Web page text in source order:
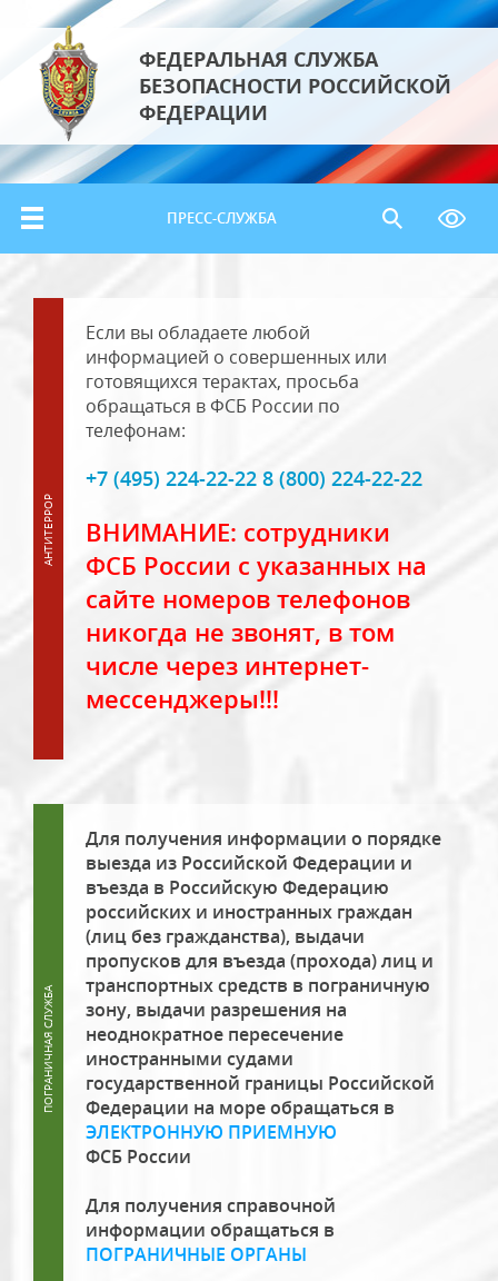
ФЕДЕРАЛЬНАЯ СЛУЖБА
БЕЗОПАСНОСТИ РОССИЙСКОЙ
ФЕДЕРАЦИИ
ПРЕСС-СЛУЖБА
Если вы обладаете любой
информацией о совершенных или
готовящихся терактах, просьба
обращаться в ФСБ России по
телефонам:
+7 (495) 224-22-22 8 (800) 224-22-22
ВНИМАНИЕ: сотрудники
ФСБ России с указанных на
сайте номеров телефонов
никогда не звонят, в том
числе через интернет-
мессенджеры!!!
Для получения информации о порядке
выезда из Российской Федерации и
въезда в Российскую Федерацию
российских и иностранных граждан
(лиц без гражданства), выдачи
пропусков для въезда (прохода) лиц и
транспортных средств в пограничную
зону, выдачи разрешения на
неоднократное пересечение
иностранными судами
государственной границы Российской
Федерации на море обращаться в
ЭЛЕКТРОННУЮ ПРИЕМНУЮ
ФСБ России
Для получения справочной
информации обращаться в
ПОГРАНИЧНЫЕ ОРГАНЫ